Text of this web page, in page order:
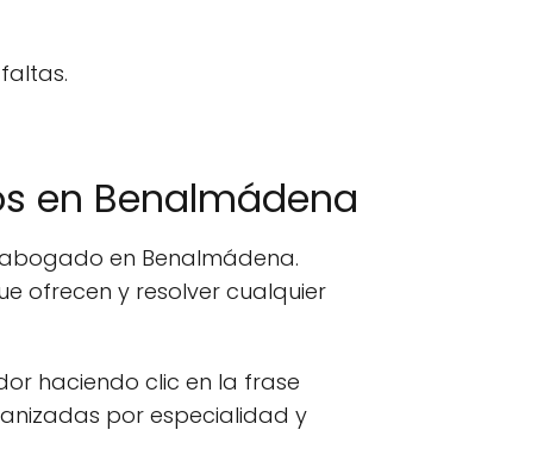
en Benalmádena
en Benalmádena.
ofrecen y resolver cualquier
haciendo clic en la frase
por especialidad y